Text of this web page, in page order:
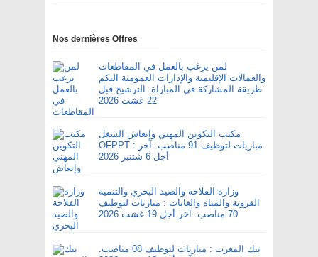
Nos dernières Offres
لمن يرغب بالعمل في المقاطعات
والعمالات الإقليمية والإدارات العمومية اليكم
طريقة المشاركة في المباراة. الترشيح قبل
22 غشت 2026
مكتب التكوين المهني وإنعاش الشغل
OFPPT : مباريات لتوظيف 91 مناصب. آخر
أجل 6 شتنبر 2026
وزارة الفلاحة والصيد البحري والتنمية
القروية والمياه والغابات : مباريات لتوظيف
70 مناصب. آخر أجل 19 غشت 2026
بنك المغرب : مباريات لتوظيف 08 مناصب.